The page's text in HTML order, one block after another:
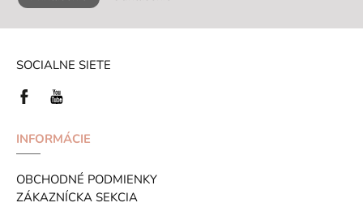
SOCIALNE SIETE
INFORMÁCIE
OBCHODNÉ PODMIENKY
ZÁKAZNÍCKA SEKCIA